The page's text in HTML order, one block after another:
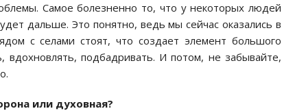
Самое болезненно то, что у некоторых людей
дальше. Это понятно, ведь мы сейчас оказались в
с селами стоят, что создает элемент большого
вдохновлять, подбадривать. И потом, не забывайте,
или духовная?